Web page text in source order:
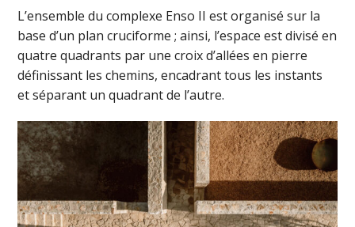
L’ensemble du complexe Enso II est organisé sur la
base d’un plan cruciforme ; ainsi, l’espace est divisé en
quatre quadrants par une croix d’allées en pierre
définissant les chemins, encadrant tous les instants
et séparant un quadrant de l’autre.